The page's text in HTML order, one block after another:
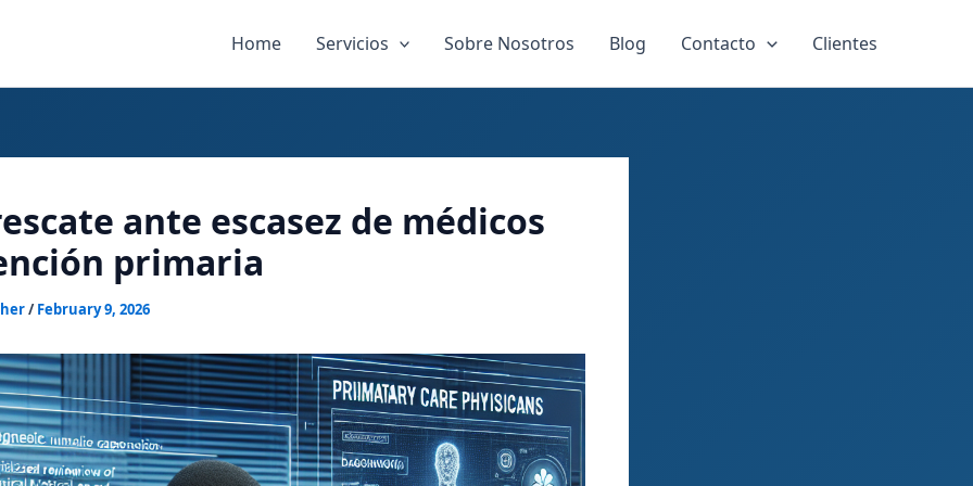
Home Servicios Sobre Nosotros Blog Contacto Clientes
ante escasez de médicos
primaria
/February 9, 2026